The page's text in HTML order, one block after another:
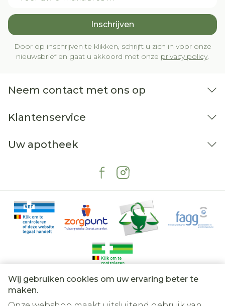
Wij gebruiken cookies om uw ervaring beter te
maken.
Inschrijven
Door op inschrijven te klikken, schrijft u zich in voor onze
nieuwsbrief en gaat u akkoord met onze privacy policy.
Neem contact met ons op
Klantenservice
Uw apotheek
Juridische links